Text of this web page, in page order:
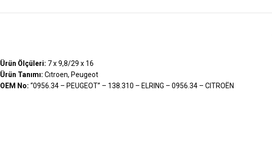
Ürün Ölçüleri: 7 x 9,8/29 x 16
Ürün Tanımı: Cıtroen, Peugeot
OEM No: “0956.34 – PEUGEOT” – 138.310 – ELRING – 0956.34 – CITROËN